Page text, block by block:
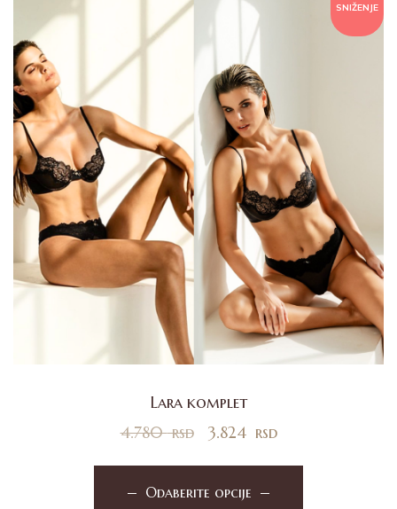
SNIŽENJE
Lara komplet
4.780rsd 3.824 rsd
Odaberite opcije